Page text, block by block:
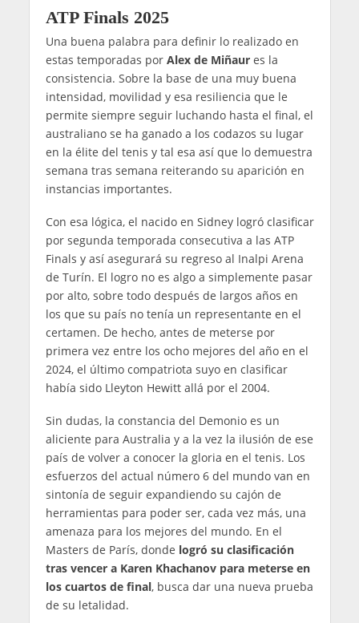
ATP Finals 2025
Una buena palabra para definir lo realizado en
estas temporadas por Alex de Miñaures la
consistencia. Sobre la base de una muy buena
intensidad, movilidad y esa resiliencia que le
permite siempre seguir luchando hasta el final, el
australiano se ha ganado a los codazos su lugar
en la élite del tenis y tal esa así que lo demuestra
semana tras semana reiterando su aparición en
instancias importantes.
Con esa lógica, el nacido en Sidney logró clasificar
por segunda temporada consecutiva a las ATP
Finals y así asegurará su regreso al Inalpi Arena
de Turín. El logro no es algo a simplemente pasar
por alto, sobre todo después de largos años en
los que su país no tenía un representante en el
certamen. De hecho, antes de meterse por
primera vez entre los ocho mejores del año en el
2024, el último compatriota suyo en clasificar
había sido Lleyton Hewitt allá por el 2004.
Sin dudas, la constancia del Demonio es un
aliciente para Australia y a la vez la ilusión de ese
país de volver a conocer la gloria en el tenis. Los
esfuerzos del actual número 6 del mundo van en
sintonía de seguir expandiendo su cajón de
herramientas para poder ser, cada vez más, una
amenaza para los mejores del mundo. En el
Masters de París, donde logró su clasificación
tras vencer a Karen Khachanov para meterse en
los cuartos de final, busca dar una nueva prueba
de su letalidad.